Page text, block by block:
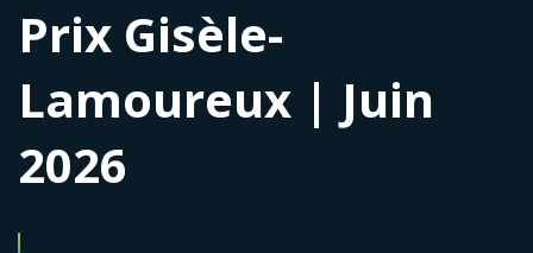
Prix Gisèle-
Lamoureux | Juin
2026